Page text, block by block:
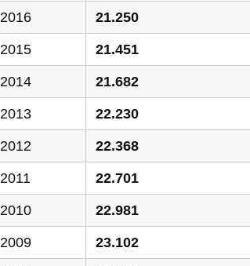
2016 21.250
2015 21.451
2014 21.682
2013 22.230
2012 22.368
2011 22.701
2010 22.981
2009 23.102